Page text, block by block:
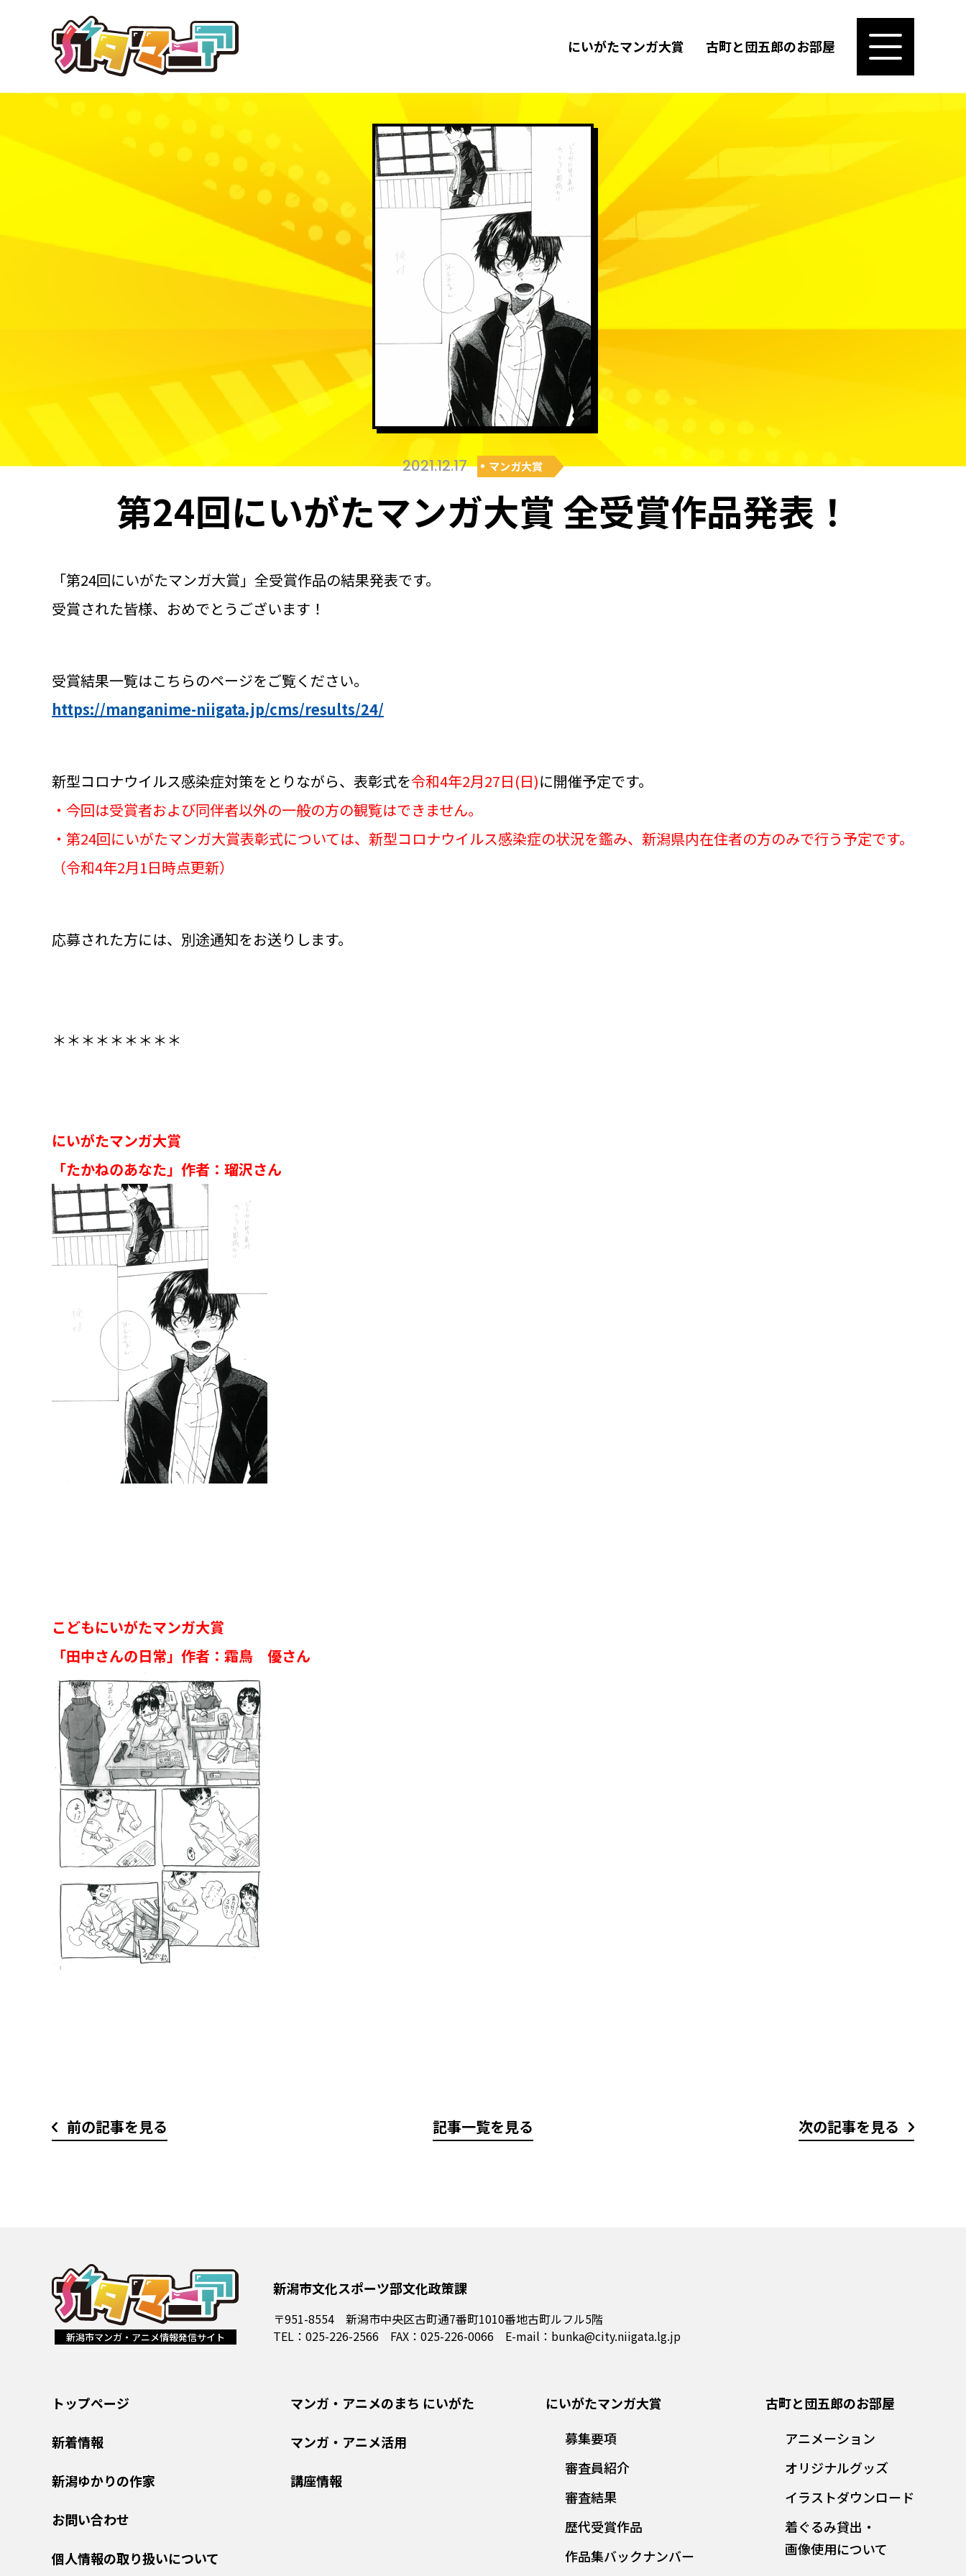
にいがたマンガ大賞 古町と団五郎のお部屋
2021.12.17 マンガ大賞
第24回にいがたマンガ大賞 全受賞作品発表！
「第24回にいがたマンガ大賞」全受賞作品の結果発表です。
受賞された皆様、おめでとうございます！
受賞結果一覧はこちらのページをご覧ください。
https://manganime-niigata.jp/cms/results/24/
新型コロナウイルス感染症対策をとりながら、表彰式を令和4年2月27日(日)に開催予定です。
・今回は受賞者および同伴者以外の一般の方の観覧はできません。
・第24回にいがたマンガ大賞表彰式については、新型コロナウイルス感染症の状況を鑑み、新潟県内在住者の方のみで行う予定です。
（令和4年2月1日時点更新）
応募された方には、別途通知をお送りします。
＊＊＊＊＊＊＊＊＊
にいがたマンガ大賞
「たかねのあなた」作者：瑠沢さん
こどもにいがたマンガ大賞
「田中さんの日常」作者：霜鳥 優さん
前の記事を見る 記事一覧を見る 次の記事を見る
新潟市マンガ・アニメ情報発信サイト
新潟市文化スポーツ部文化政策課
〒951-8554 新潟市中央区古町通7番町1010番地古町ルフル5階
TEL：025-226-2566 FAX：025-226-0066 E-mail：bunka@city.niigata.lg.jp
トップページ
新着情報
新潟ゆかりの作家
お問い合わせ
個人情報の取り扱いについて
マンガ・アニメのまち にいがた
マンガ・アニメ活用
講座情報
にいがたマンガ大賞
募集要項
審査員紹介
審査結果
歴代受賞作品
作品集バックナンバー
古町と団五郎のお部屋
アニメーション
オリジナルグッズ
イラストダウンロード
着ぐるみ貸出・
画像使用について